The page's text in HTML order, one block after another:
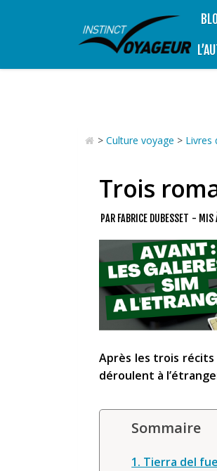
> Culture voyage > Livres
Trois
PAR FABRICE DUBESSET - MIS
Après les trois
déroulent à
Sommaire
1. Tierra del